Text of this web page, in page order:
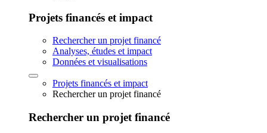
Projets financés et impact
Rechercher un projet financé
Analyses, études et impact
Données et visualisations
Projets financés et impact
Rechercher un projet financé
Rechercher un projet financé